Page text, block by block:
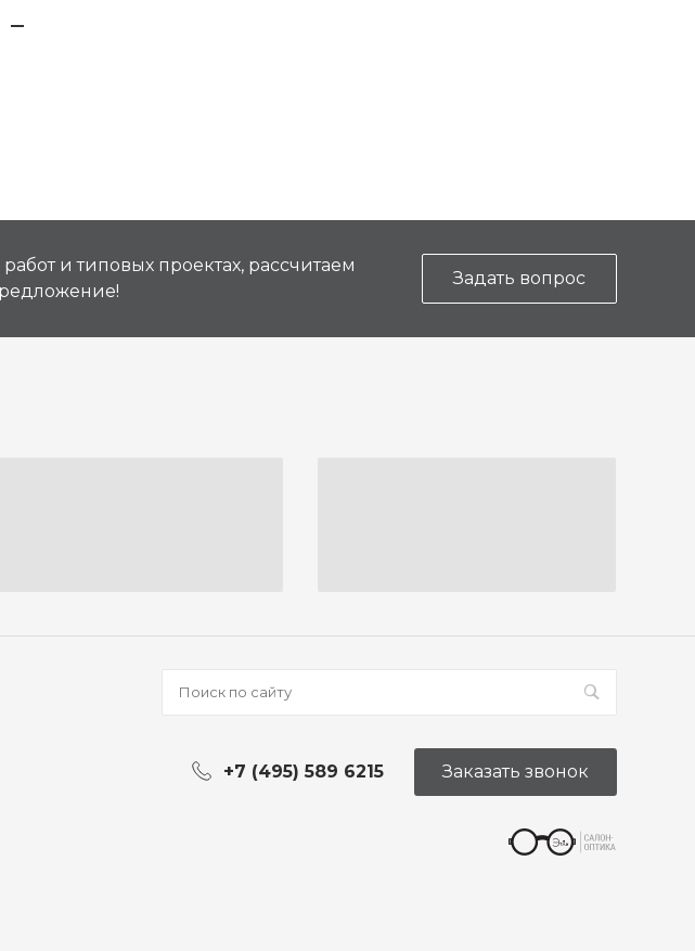
и типовых проектах, рассчитаем
Задать вопрос
+7 (495) 589 6215 Заказать звонок